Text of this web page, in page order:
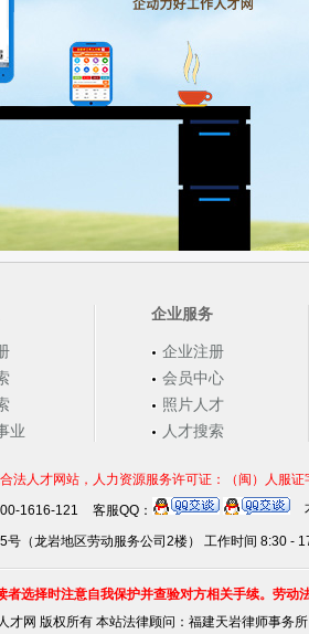
业
企业服务
企业注册
会员中心
照片人才
人才搜索
法人才网站，人力资源服务许可证：（闽）人服
1616-121
客服QQ：
号（龙岩地区劳动服务公司2楼） 工作时间 8:30 -
者选择时注意自我保护并查验对方相关手续。劳动
网 版权所有 本站法律顾问： 福建天岩律师事务